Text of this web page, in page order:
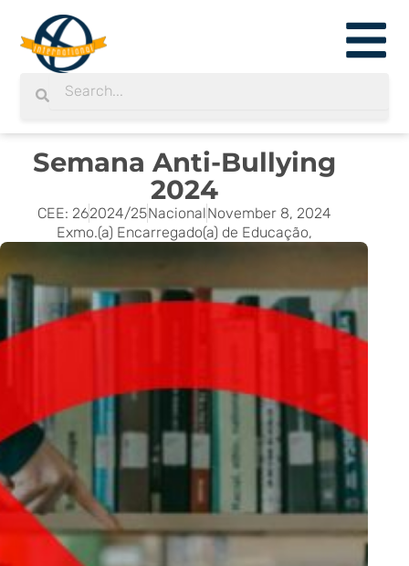
content
Search
Semana Anti-Bullying
2024
CEE: 262024/25NacionalNovember 8, 2024
Exmo.(a) Encarregado(a) de Educação,